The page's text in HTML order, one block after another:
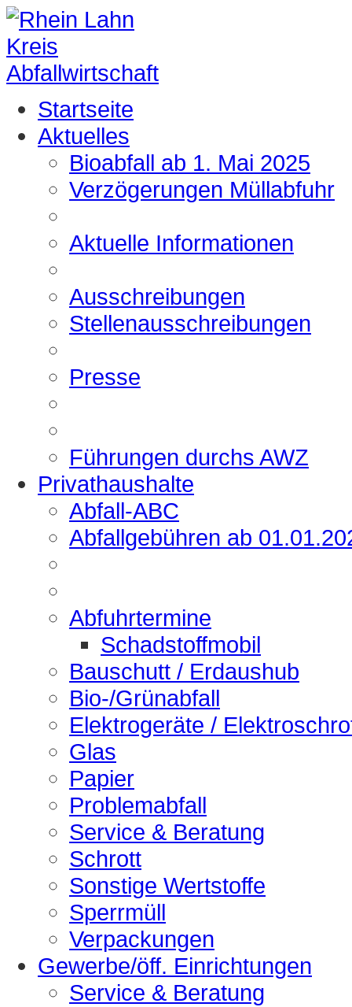
Startseite
Aktuelles
Bioabfall ab 1. Mai 2025
Verzögerungen Müllabfuhr
Aktuelle Informationen
Ausschreibungen
Stellenausschreibungen
Presse
Führungen durchs AWZ
Privathaushalte
Abfall-ABC
Abfallgebühren ab
Abfuhrtermine
Schadstoffmobil
Bauschutt / Erdaushub
Bio-/Grünabfall
Elektrogeräte /
Glas
Papier
Problemabfall
Service & Beratung
Schrott
Sonstige Wertstoffe
Sperrmüll
Verpackungen
Gewerbe/öff. Einrichtungen
Service & Beratung